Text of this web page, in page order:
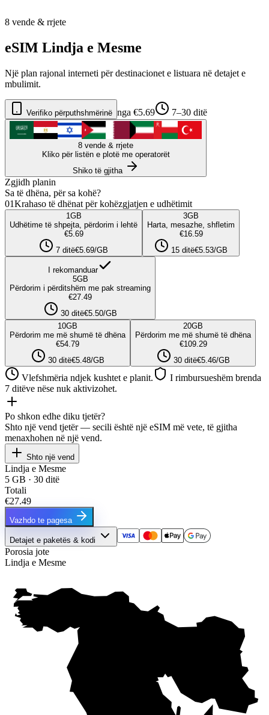
8 vende & rrjete
eSIM Lindja e Mesme
Një plan rajonal interneti për destinacionet e listuara në detajet e
mbulimit.
Verifiko përputhshmërinë nga €5.69 7–30 ditë
8 vende & rrjete
Kliko për listën e plotë me operatorët
Shiko të gjitha
Zgjidh planin
Sa të dhëna, për sa kohë?
01Krahaso të dhënat për kohëzgjatjen e udhëtimit
1 GB
Udhëtime të shpejta, përdorim i lehtë
€5.69
7 ditë€5.69/GB
3GB
Harta, mesazhe, shfletim
€16.59
15 ditë€5.53/GB
I rekomanduar
5GB
Përdorim i përditshëm me pak streaming
€27.49
30 ditë€5.50/GB
10GB
Përdorim me më shumë të dhëna
€54.79
30 ditë€5.48/GB
20GB
Përdorim me më shumë të dhëna
€109.29
30 ditë€5.46/GB
Vlefshmëria ndjek kushtet e planit.
I rimbursueshëm brenda
7 ditëve nëse nuk aktivizohet.
Po shkon edhe diku tjetër?
Shto një vend tjetër — secili është një eSIM më vete, të gjitha
menaxhohen në një vend.
Shto një vend
Lindja e Mesme
5 GB · 30 ditë
Totali
€27.49
Vazhdo te pagesa
Detajet e paketës & kodi
Porosia jote
Lindja e Mesme